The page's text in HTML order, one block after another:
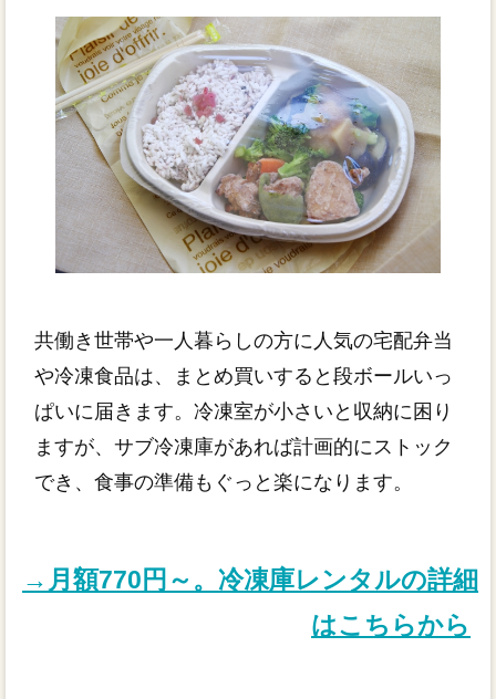
共働き世帯や一人暮らしの方に人気の宅配弁当
や冷凍食品は、まとめ買いすると段ボールいっ
ぱいに届きます。冷凍室が小さいと収納に困り
ますが、サブ冷凍庫があれば計画的にストック
でき、食事の準備もぐっと楽になります。
→月額770円～。冷凍庫レンタルの詳細
はこちらから